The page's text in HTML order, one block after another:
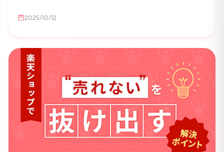
く左右します。 レビューは購入者の信頼を得るための重要
率的にレビューを増やすための実践的な方法をわかりやすく
解説します。
2025/10/12